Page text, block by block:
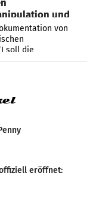
und
von
soll die
Manipulation und
eröffnet: